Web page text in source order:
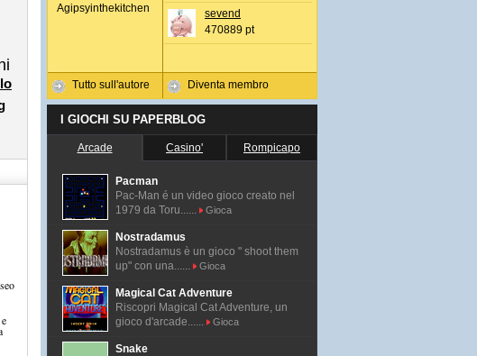
Agipsyinthekitchen
Tutto sull'autore
sevend
470889 pt
Diventa membro
I GIOCHI SU PAPERBLOG
Arcade Casino' Rompicapo
Pacman
Pac-Man é un video gioco creato nel
1979 da Toru......
Gioca
Nostradamus
Nostradamus è un gioco " shoot them
up" con una......
Gioca
Magical Cat Adventure
Riscopri Magical Cat Adventure, un
gioco d'arcade......
Gioca
Snake